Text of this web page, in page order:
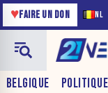
NL
♥FAIRE UN DON
BELGIQUE POLITIQUE